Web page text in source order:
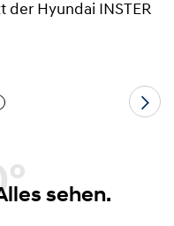
der Hyundai INSTER
sehen.